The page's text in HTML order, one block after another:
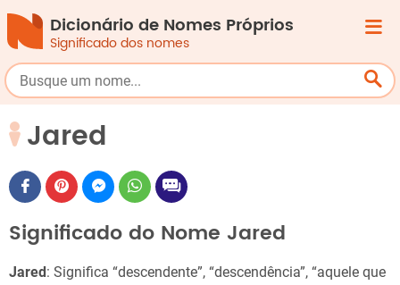
Dicionário de Nomes Próprios
Significado dos nomes
Jared
Significado do Nome Jared
Jared : Significa “descendente”, “descendência”, “aquele que